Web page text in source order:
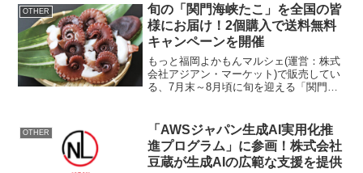
OTHER
旬の「関門海峡たこ」を全国の皆
様にお届け！2個購入で送料無料
キャンペーンを開催
もっと福岡よかもんマルシェ(運営：株式
会社アジアン・マーケット)で販売してい
る、7月末～8月頃に旬を迎える「関門海
ャンペーンとして、当社オンラインショ
ップ特設ページにて「...
OTHER
「AWSジャパン生成AI実用化推
進プログラム」に参画！株式会社
豆蔵が生成AIの広範な支援を提供